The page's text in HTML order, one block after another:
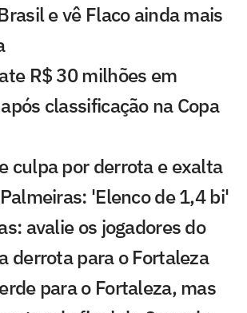
e vê Flaco ainda mais
R$ 30 milhões em
classificação na Copa
culpa por derrota e exalta
'Elenco de 1,4 bi'
avalie os jogadores do
derrota para o Fortaleza
para o Fortaleza, mas